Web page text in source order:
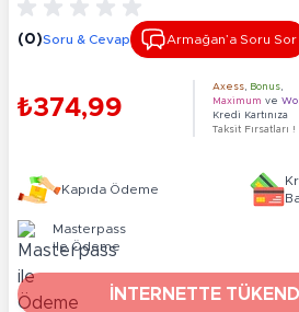
(0)Soru & Cevap Armağan’a Soru Sor
₺374,99
Axess Bonus
Maximum ve
Kredi Kartınıza
Taksit Fırsatları !
Kapıda Ödeme
Masterpass
ile Ödeme
İNTERNETTE TÜKENDİ